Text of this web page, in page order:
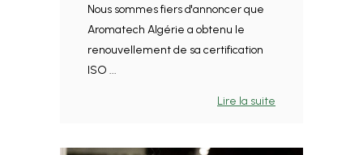
Nous sommes fiers d'annoncer que
Aromatech Algérie a obtenu le
renouvellement de sa certification
ISO ...
Lire la suite